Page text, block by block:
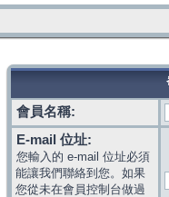
會員名稱:
E-mail 位址:
您輸入的 e-mail 位址必須
能讓我們聯絡到您。如果
您從未在會員控制台做過